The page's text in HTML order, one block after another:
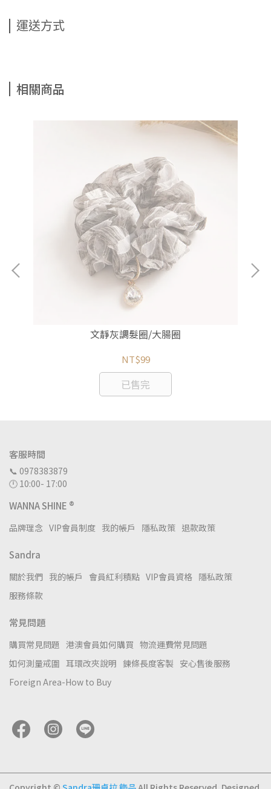
運送方式
相關商品
文靜灰調髮圈/大腸圈
NT$99
已售完
客服時間
📞 0978383879
🕛 10:00- 17:00
WANNA SHINE ®
品牌理念 VIP會員制度 我的帳戶 隱私政策 退款政策
Sandra
關於我們 我的帳戶 會員紅利積點 VIP會員資格 隱私政策
服務條款
常見問題
購買常見問題 港澳會員如何購買 物流運費常見問題
如何測量戒圍 耳環改夾說明 鍊條長度客製 安心售後服務
Foreign Area-How to Buy